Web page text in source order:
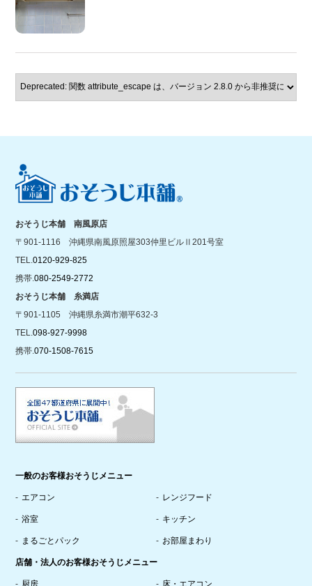
おそうじ本舗 南風原店
〒901-1116 沖縄県南風原照屋303仲里ビルⅡ201号室
TEL.0120-929-825
携帯.080-2549-2772
おそうじ本舗 糸満店
〒901-1105 沖縄県糸満市潮平632-3
TEL.098-927-9998
携帯.070-1508-7615
一般のお客様おそうじメニュー
エアコン レンジフード
浴室 キッチン
まるごとパック お部屋まわり
店舗・法人のお客様おそうじメニュー
厨房 床・エアコン